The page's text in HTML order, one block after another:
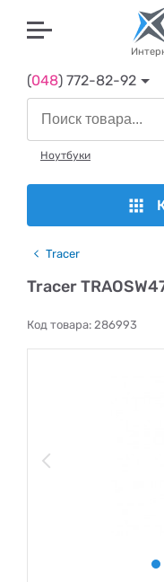
(048) 772-82-92
Ноутбуки
Tracer
Tracer
Код товара: 286993